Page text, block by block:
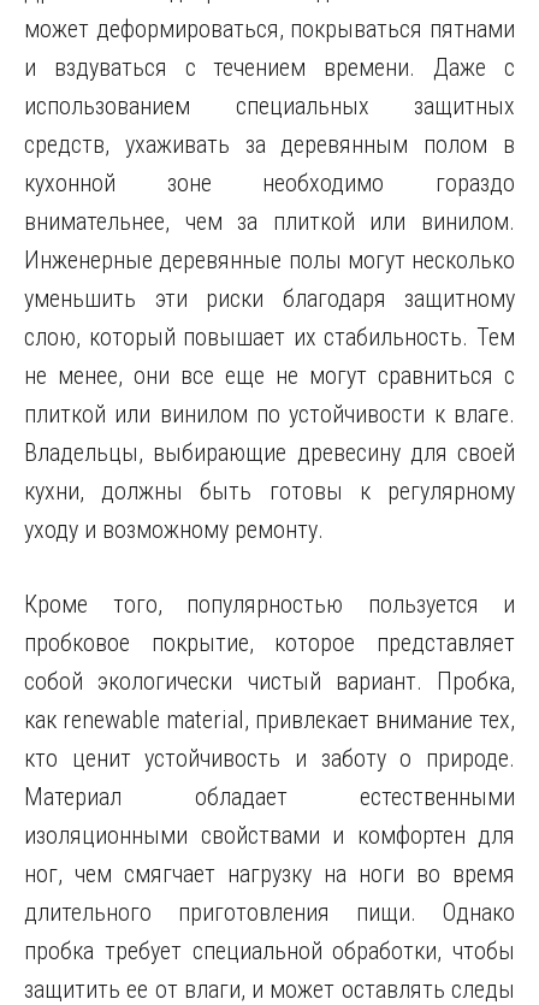
может деформироваться, покрываться пятнами
и вздуваться с течением времени. Даже с
использованием специальных защитных
средств, ухаживать за деревянным полом в
кухонной зоне необходимо гораздо
внимательнее, чем за плиткой или винилом.
Инженерные деревянные полы могут несколько
уменьшить эти риски благодаря защитному
слою, который повышает их стабильность. Тем
не менее, они все еще не могут сравниться с
плиткой или винилом по устойчивости к влаге.
Владельцы, выбирающие древесину для своей
кухни, должны быть готовы к регулярному
уходу и возможному ремонту.
Кроме того, популярностью пользуется и
пробковое покрытие, которое представляет
собой экологически чистый вариант. Пробка,
как renewable material, привлекает внимание тех,
кто ценит устойчивость и заботу о природе.
Материал обладает естественными
изоляционными свойствами и комфортен для
ног, чем смягчает нагрузку на ноги во время
длительного приготовления пищи. Однако
пробка требует специальной обработки, чтобы
защитить ее от влаги, и может оставлять следы